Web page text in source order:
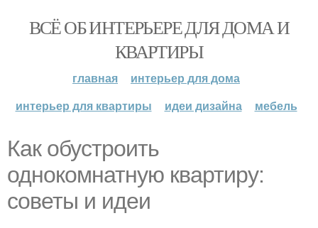
ВСЁ ОБ ИНТЕРЬЕРЕ ДЛЯ ДОМА И
КВАРТИРЫ
главная
интерьер для дома
интерьер для квартиры
идеи дизайна мебель
Как обустроить
однокомнатную квартиру:
советы и идеи